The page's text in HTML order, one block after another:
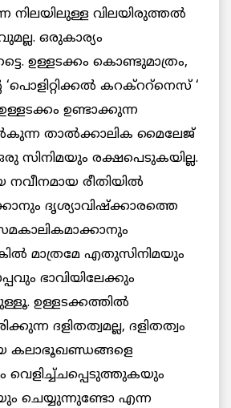
നിലയിലുള്ള വിലയിരുത്തല്‍
ഒരുകാര്യം
ഉള്ളടക്കം കൊണ്ടുമാത്രം,
‘പൊളിറ്റിക്കല്‍ കറക്ററ്നെസ് ‘
ഉണ്ടാക്കുന്ന
താല്‍ക്കാലിക മൈലേജ്
സിനിമയും രക്ഷപെടുകയില്ല.
നവീനമായ രീതിയില്‍
ദൃശ്യാവിഷ്ക്കാരത്തെ
മാത്രമേ എതുസിനിമയും
ഭാവിയിലേക്കും
ഉള്ളടക്കത്തില്‍
ദളിതത്വമല്ല, ദളിതത്വം
കലാഭൂഖണ്ഡങ്ങളെ
ചെയ്യുന്നുണ്ടോ എന്ന